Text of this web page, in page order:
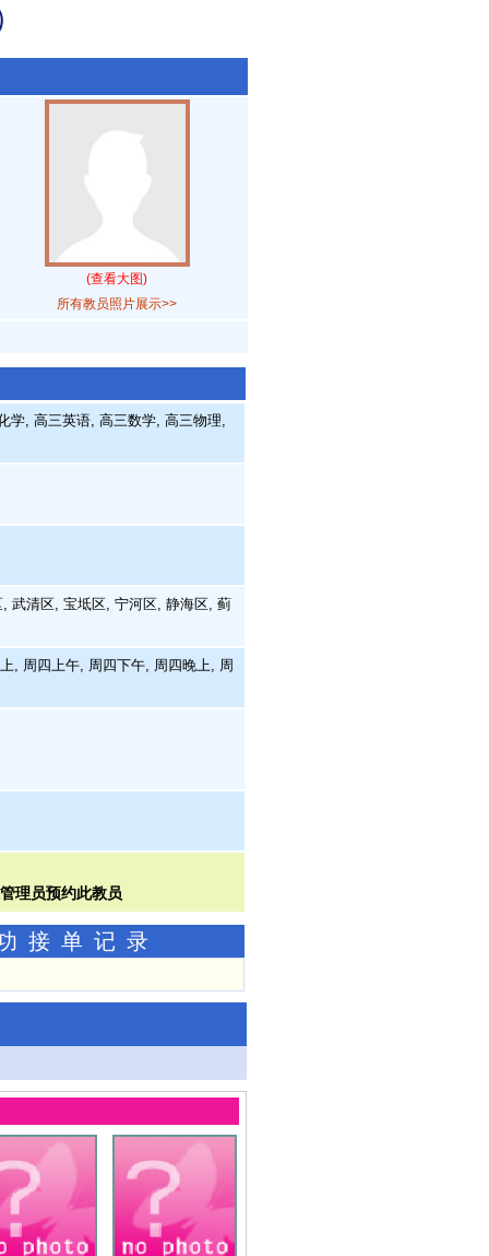
(查看大图)
所有教员照片展示>>
, 高三英语, 高三数学, 高三物理,
武清区, 宝坻区, 宁河区, 静海区, 蓟
, 周四上午, 周四下午, 周四晚上, 周
接单记录